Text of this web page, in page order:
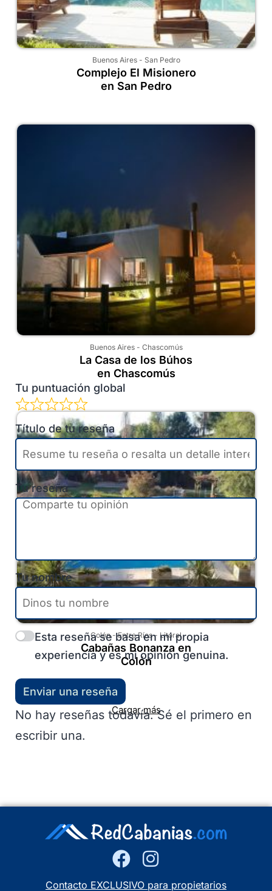
Buenos Aires- San Pedro
Complejo El Misionero
en San Pedro
Buenos Aires- Chascomús
La Casa de los Búhos
en Chascomús
Colón-Entre Ríos- Litoral
Cabañas Bonanza en
Colón
Cargar más
Tu puntuación global
Título de tu reseña
Tu reseña
Tu nombre
Esta reseña se basa en mi propia
experiencia y es mi opinión genuina.
Enviar una reseña
No hay reseñas todavía. Sé el primero en
escribir una.
Contacto EXCLUSIVO para propietarios